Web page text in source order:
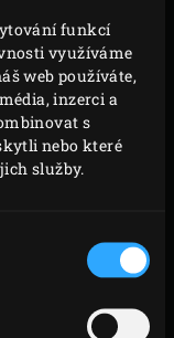
funkcí
využíváme
web používáte,
inzerci a
s
nebo které
služby.
Umístěte
vzduch. Čtyři
tak, abyste
znovu zakryjte
30 minut
Znovu